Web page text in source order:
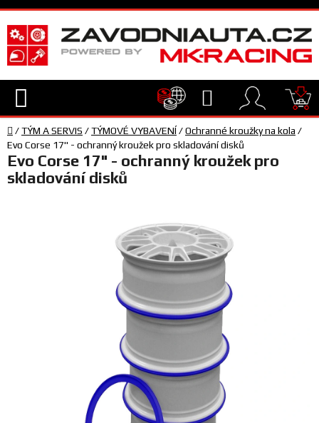
Přejít
na
obsah
Hledat
TECHNIKA
VYBAVENÍ
Domů
/TÝM A SERVIS /TÝMOVÉ VYBAVENÍ/Ochranné kroužky na kola /
Evo Corse 17" - ochranný kroužek pro skladování disků
Evo Corse 17" - ochranný kroužek pro
skladování disků